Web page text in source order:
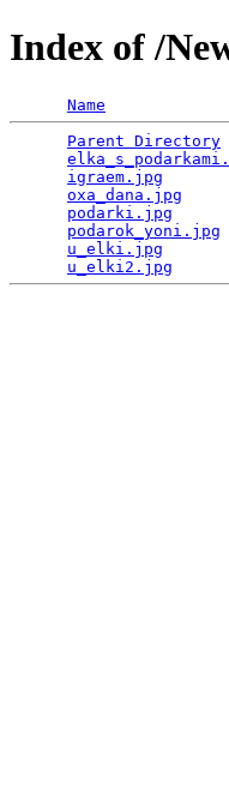
Index of /
Name
Parent Directory
igraem.jpg
oxa_dana.jpg
podarki.jpg
podarok_yoni.jpg
u_elki.jpg
u_elki2.jpg